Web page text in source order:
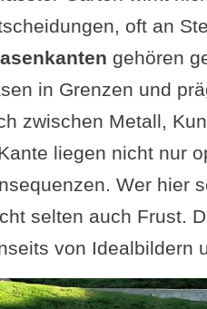
oft an
gehören
in Grenzen und
zwischen Metall,
liegen nicht nur
Wer hier
selten auch Frust.
von Idealbildern